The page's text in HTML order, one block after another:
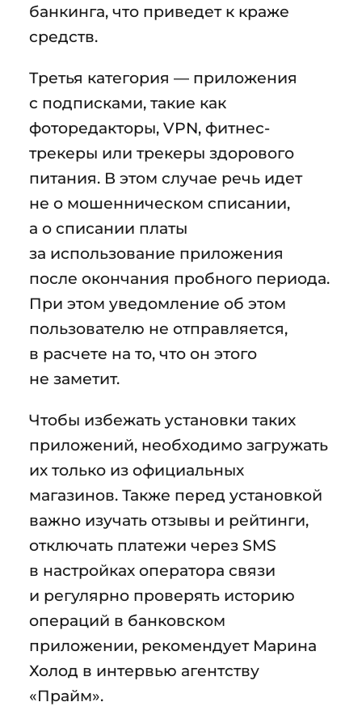
банкинга, что приведет к краже
средств.
Третья категория — приложения
с подписками, такие как
фоторедакторы, VPN, фитнес-
трекеры или трекеры здорового
питания. В этом случае речь идет
не о мошенническом списании,
а о списании платы
за использование приложения
после окончания пробного периода.
При этом уведомление об этом
пользователю не отправляется,
в расчете на то, что он этого
не заметит.
Чтобы избежать установки таких
приложений, необходимо загружать
их только из официальных
магазинов. Также перед установкой
важно изучать отзывы и рейтинги,
отключать платежи через SMS
в настройках оператора связи
и регулярно проверять историю
операций в банковском
приложении, рекомендует Марина
Холод в интервью агентству
«Прайм».